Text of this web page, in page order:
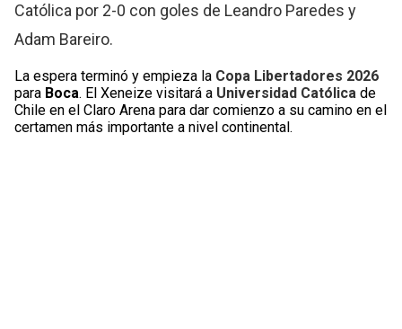
Católica por 2-0 con goles de Leandro Paredes y
Adam Bareiro.
La espera terminó y empieza la Copa Libertadores 2026
para Boca. El Xeneize visitará a Universidad Católica de
Chile en el Claro Arena para dar comienzo a su camino en el
certamen más importante a nivel continental.